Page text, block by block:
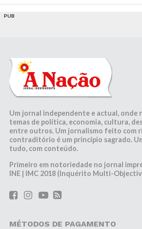
PUB
Um jornal independente e actual, onde
temas de política, economia, cultura,
entre outros. Um jornalismo feito com
contraditório é um princípio sagrado.
tudo, com conteúdo.
Primeiro em notoriedade no jornal
INE | IMC 2018 (Inquérito Multi-
MÉTODOS DE PAGAMENTO